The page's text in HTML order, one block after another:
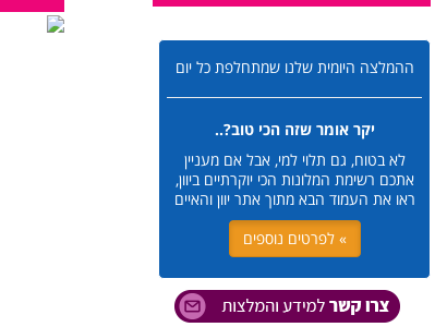
ההמלצה היומית שלנו שמתחלפת כל יום
יקר אומר שזה הכי טוב?..
לא בטוח, גם תלוי למי, אבל אם מעניין
אתכם רשימת המלונות הכי יוקרתיים ביוון,
ראו את העמוד הבא מתוך אתר יוון והאיים
» לפרטים נוספים